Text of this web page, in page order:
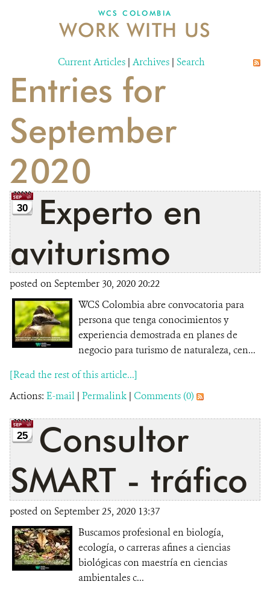
NEWS
PUBLICATIONS
ANNUAL REPORT WCS COLOMBIA
GRIEVANCE REDRESS MECHANISM
DONATE
WCS COLOMBIA
WORK WITH US
Current Articles | Archives | Search
Entries for
September
2020
30
Experto en
aviturismo
posted on September 30, 2020 20:22
WCS Colombia abre convocatoria para
persona que tenga conocimientos y
experiencia demostrada en planes de
negocio para turismo de naturaleza, cen...
[Read the rest of this article...]
Actions: E-mail | Permalink | Comments (0)
25
Consultor
SMART - tráfico
posted on September 25, 2020 13:37
Buscamos profesional en biología,
ecología, o carreras afines a ciencias
biológicas con maestría en ciencias
ambientales c...